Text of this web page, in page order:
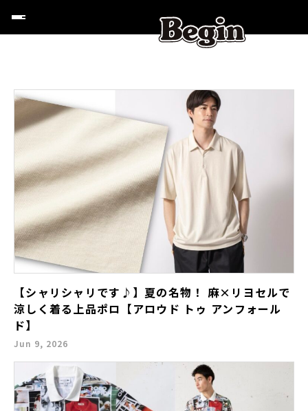
【シャリシャリです♪】夏の名物！ 麻×リヨセルで
涼しく着る上品ポロ【アロウド トゥ アンフォール
ド】
Jun 9, 2026